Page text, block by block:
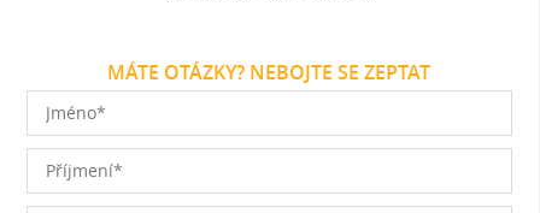
MÁTE OTÁZKY? NEBOJTE SE ZEPTAT